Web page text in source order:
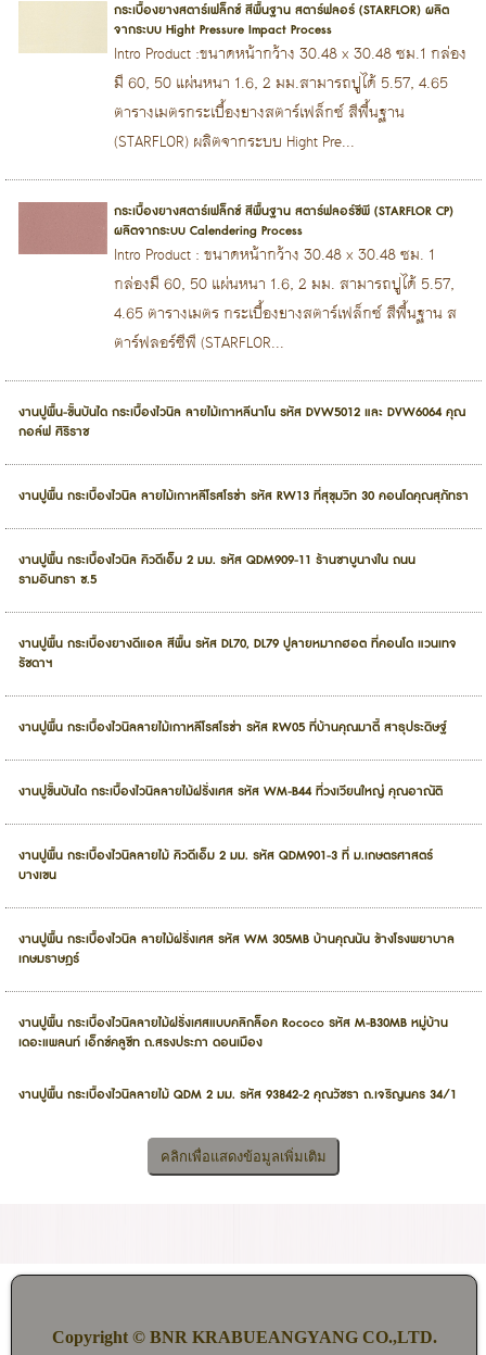
กระเบื้องยางสตาร์เฟล็กซ์ สีพื้นฐาน สตาร์ฟลอร์ (STARFLOR) ผลิต
จากระบบ Hight Pressure Impact Process
Intro Product :ขนาดหน้ากว้าง 30.48 x 30.48 ซม.1 กล่อง
มี 60, 50 แผ่นหนา 1.6, 2 มม.สามารถปูได้ 5.57, 4.65
ตารางเมตรกระเบื้องยางสตาร์เฟล็กซ์ สีพื้นฐาน
(STARFLOR) ผลิตจากระบบ Hight Pre...
กระเบื้องยางสตาร์เฟล็กซ์ สีพื้นฐาน สตาร์ฟลอร์ซีพี (STARFLOR CP)
ผลิตจากระบบ Calendering Process
Intro Product : ขนาดหน้ากว้าง 30.48 x 30.48 ซม. 1
กล่องมี 60, 50 แผ่นหนา 1.6, 2 มม. สามารถปูได้ 5.57,
4.65 ตารางเมตร กระเบื้องยางสตาร์เฟล็กซ์ สีพื้นฐาน ส
ตาร์ฟลอร์ซีพี (STARFLOR...
งานปูพื้น-ขั้นบันได กระเบื้องไวนิล ลายไม้เกาหลีนาโน รหัส DVW5012 และ DVW6064 คุณ
กอล์ฟ ศิริราช
งานปูพื้น กระเบื้องไวนิล ลายไม้เกาหลีโรสโรซ่า รหัส RW13 ที่สุขุมวิท 30 คอนโดคุณสุภัทรา
งานปูพื้น กระเบื้องไวนิล คิวดีเอ็ม 2 มม. รหัส QDM909-11 ร้านชาบูนางใน ถนน
รามอินทรา ซ.5
งานปูพื้น กระเบื้องยางดีแอล สีพื้น รหัส DL70, DL79 ปูลายหมากฮอต ที่คอนโด แวนเทจ
รัชดาฯ
งานปูพื้น กระเบื้องไวนิลลายไม้เกาหลีโรสโรซ่า รหัส RW05 ที่บ้านคุณมาตี้ สาธุประดิษฐ์
งานปูขั้นบันได กระเบื้องไวนิลลายไม้ฝรั่งเศส รหัส WM-B44 ที่วงเวียนใหญ่ คุณอาณัติ
งานปูพื้น กระเบื้องไวนิลลายไม้ คิวดีเอ็ม 2 มม. รหัส QDM901-3 ที่ ม.เกษตรศาสตร์
บางเขน
งานปูพื้น กระเบื้องไวนิล ลายไม้ฝรั่งเศส รหัส WM 305MB บ้านคุณนัน ข้างโรงพยาบาล
เกษมราษฎร์
งานปูพื้น กระเบื้องไวนิลลายไม้ฝรั่งเศสแบบคลิกล็อค Rococo รหัส M-B30MB หมู่บ้าน
เดอะแพลนท์ เอ็กซ์คลูซีท ถ.สรงประภา ดอนเมือง
งานปูพื้น กระเบื้องไวนิลลายไม้ QDM 2 มม. รหัส 93842-2 คุณวัชรา ถ.เจริญนคร 34/1
Copyright © BNR KRABUEANGYANG CO.,LTD.